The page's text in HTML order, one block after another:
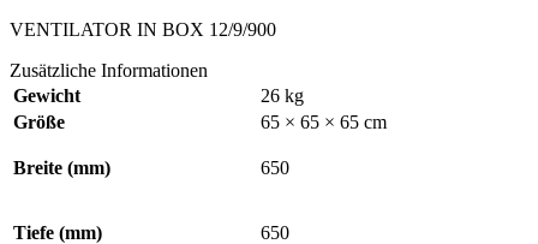
VENTILATOR IN BOX 12/9/900
Zusätzliche Informationen
Gewicht
26 kg
Größe
65 × 65 × 65 cm
Breite (mm) 650
Tiefe (mm) 650